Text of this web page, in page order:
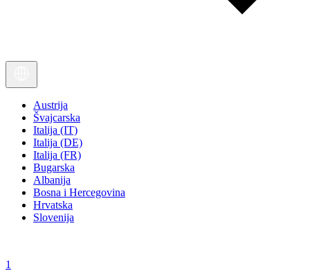
Austrija
Švajcarska
Italija (IT)
Italija (DE)
Italija (FR)
Bugarska
Albanija
Bosna i Hercegovina
Hrvatska
Slovenija
1